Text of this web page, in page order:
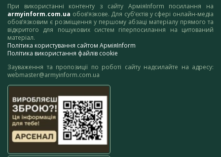
При використанні контенту з сайту АрміяInform посилання на
armyinform.com.ua обов’язкове. Для суб’єктів у сфері онлайн-медіа
обов’язковим є розміщення у першому абзаці матеріалу прямого та
відкритого для пошукових систем гіперпосилання на цитований
матеріал.
Політика користування сайтом АрміяInform
Політика використання файлів cookie
Зауваження та пропозиції по роботі сайту надсилайте на адресу:
webmaster@armyinform.com.ua